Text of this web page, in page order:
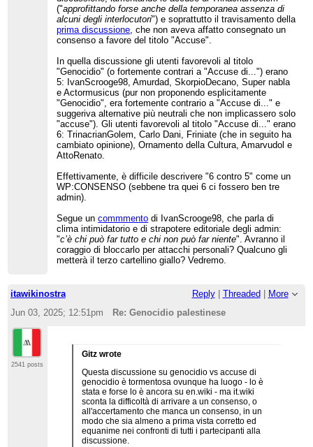
("approfittando forse anche della temporanea assenza di
alcuni degli interlocutori") e soprattutto il travisamento della
prima discussione, che non aveva affatto consegnato un
consenso a favore del titolo "Accuse".
In quella discussione gli utenti favorevoli al titolo
"Genocidio" (o fortemente contrari a "Accuse di...") erano
5: IvanScrooge98, Amurdad, SkorpioDecano, Super nabla
e Actormusicus (pur non proponendo esplicitamente
"Genocidio", era fortemente contrario a "Accuse di..." e
suggeriva alternative più neutrali che non implicassero solo
"accuse"). Gli utenti favorevoli al titolo "Accuse di..." erano
6: TrinacrianGolem, Carlo Dani, Friniate (che in seguito ha
cambiato opinione), Ornamento della Cultura, Amarvudol e
AttoRenato.
Effettivamente, è difficile descrivere "6 contro 5" come un
WP:CONSENSO (sebbene tra quei 6 ci fossero ben tre
admin).
Segue uncommmento di IvanScrooge98, che parla di
clima intimidatorio e di strapotere editoriale degli admin:
"c’è chi può far tutto e chi non può far niente". Avranno il
coraggio di bloccarlo per attacchi personali? Qualcuno gli
metterà il terzo cartellino giallo? Vedremo.
itawikinostra Reply| Threaded
More
Jun 03, 2025; 12:51pm
Re: Genocidio palestinese
2541 posts
Gitz wrote
Questa discussione su genocidio vs accuse di
genocidio è tormentosa ovunque ha luogo - lo è
stata e forse lo è ancora su en.wiki - ma it.wiki
sconta la difficoltà di arrivare a un consenso, o
all'accertamento che manca un consenso, in un
modo che sia almeno a prima vista corretto ed
equanime nei confronti di tutti i partecipanti alla
discussione.